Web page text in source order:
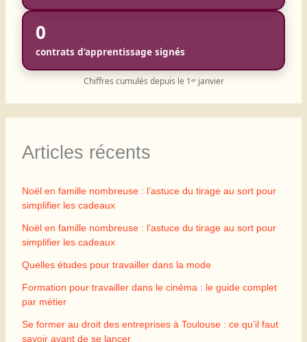
0
contrats d’apprentissage signés
Chiffres cumulés depuis le 1ᵉʳ janvier
Articles récents
Noël en famille nombreuse : l’astuce du tirage au sort pour
simplifier les cadeaux
Noël en famille nombreuse : l’astuce du tirage au sort pour
simplifier les cadeaux
Quelles études pour travailler dans la mode
Formation pour travailler dans le cinéma : le guide complet
par métier
Se former au droit des entreprises à Toulouse : ce qu’il faut
savoir avant de se lancer